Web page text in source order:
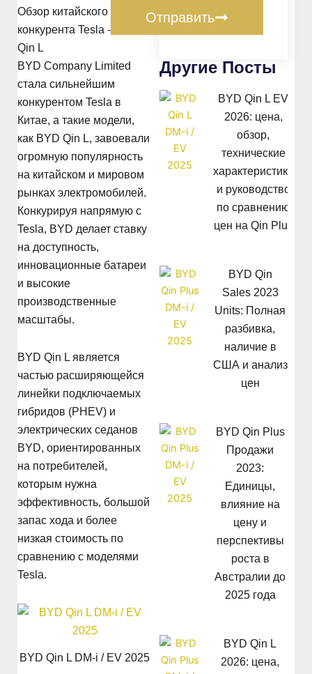
Обзор китайского
конкурента Tesla - BYD
Qin L
BYD Company Limited
стала сильнейшим
конкурентом Tesla в
Китае, а такие модели,
как BYD Qin L, завоевали
огромную популярность
на китайском и мировом
рынках электромобилей.
Конкурируя напрямую с
Tesla, BYD делает ставку
на доступность,
инновационные батареи
и высокие
производственные
масштабы.
BYD Qin L является
частью расширяющейся
линейки подключаемых
гибридов (PHEV) и
электрических седанов
BYD, ориентированных
на потребителей,
которым нужна
эффективность, большой
запас хода и более
низкая стоимость по
сравнению с моделями
Tesla.
BYD Qin L DM-i / EV 2025
Отправить
Другие Посты
BYD Qin L EV
2026: цена,
обзор,
технические
характеристики
и руководство
по сравнению
цен на Qin Plus
BYD Qin
Sales 2023
Units: Полная
разбивка,
наличие в
США и анализ
цен
BYD Qin Plus
Продажи
2023:
Единицы,
влияние на
цену и
перспективы
роста в
Австралии до
2025 года
BYD Qin L
2026: цена,